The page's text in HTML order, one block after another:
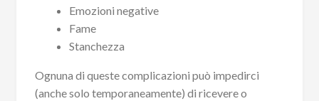
Emozioni negative
Fame
Stanchezza
Ognuna di queste complicazioni può impedirci
(anche solo temporaneamente) di ricevere o